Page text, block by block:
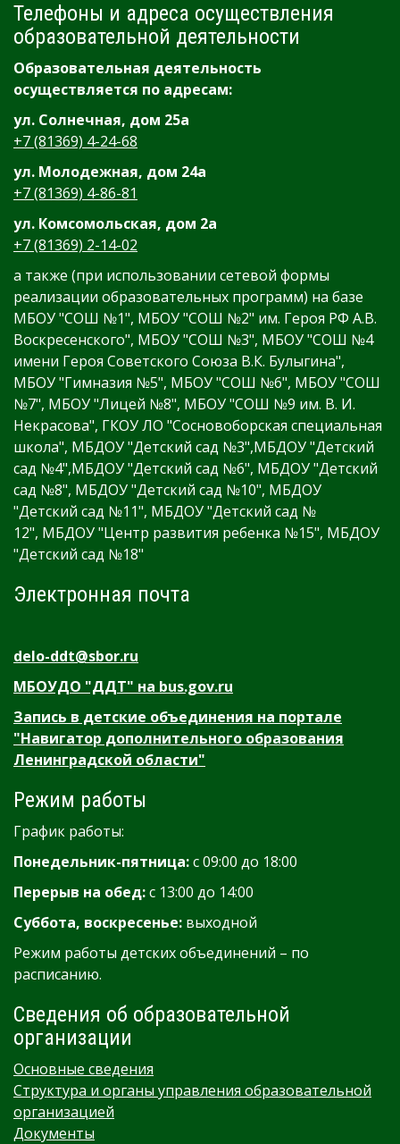
Телефоны и адреса осуществления
образовательной деятельности
Образовательная деятельность
осуществляется по адресам:
ул. Солнечная, дом 25а
+7 (81369) 4-24-68
ул. Молодежная, дом 24а
+7 (81369) 4-86-81
ул. Комсомольская, дом 2а
+7 (81369) 2-14-02
а также (при использовании сетевой формы
реализации образовательных программ) на базе
МБОУ "СОШ №1", МБОУ "СОШ №2" им. Героя РФ А.В.
Воскресенского", МБОУ "СОШ №3", МБОУ "СОШ №4
имени Героя Советского Союза В.К. Булыгина",
МБОУ "Гимназия №5", МБОУ "СОШ №6", МБОУ "СОШ
№7", МБОУ "Лицей №8", МБОУ "СОШ №9 им. В. И.
Некрасова", ГКОУ ЛО "Сосновоборская специальная
школа", МБДОУ "Детский сад №3",МБДОУ "Детский
сад №4",МБДОУ "Детский сад №6", МБДОУ "Детский
сад №8", МБДОУ "Детский сад №10", МБДОУ
"Детский сад №11", МБДОУ "Детский сад №
12", МБДОУ "Центр развития ребенка №15", МБДОУ
"Детский сад №18"
Электронная почта
delo-ddt@sbor.ru
МБОУДО "ДДТ" на bus.gov.ru
Запись в детские объединения на портале
"Навигатор дополнительного образования
Ленинградской области"
Режим работы
График работы:
Понедельник-пятница:с 09:00 до 18:00
Перерыв на обед:с 13:00 до 14:00
Суббота, воскресенье: выходной
Режим работы детских объединений – по
расписанию.
Сведения об образовательной
организации
Основные сведения
Структура и органы управления образовательной
организацией
Документы